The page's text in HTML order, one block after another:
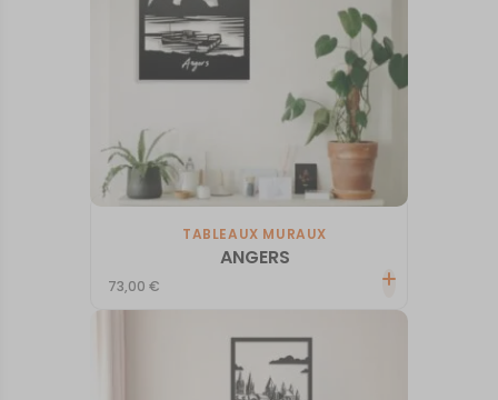
TABLEAUX MURAUX
ANGERS
73,00€